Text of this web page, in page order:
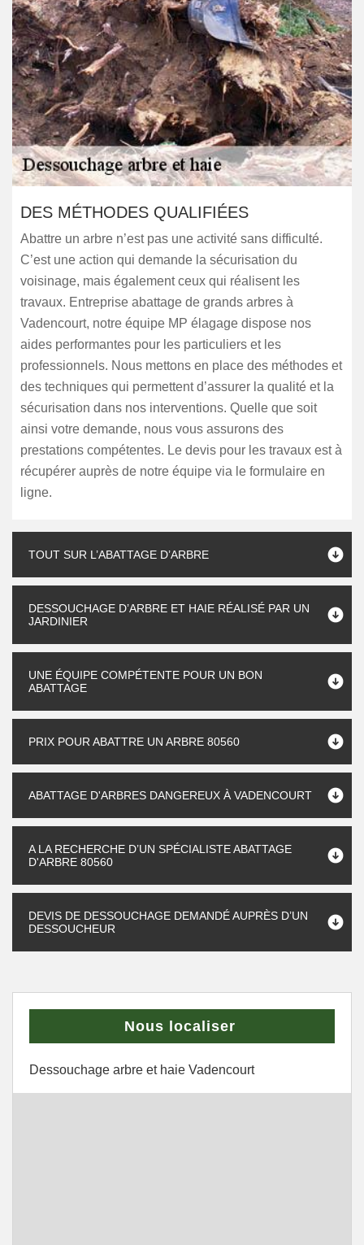
DES MÉTHODES QUALIFIÉES
Abattre un arbre n’est pas une activité sans difficulté.
C’est une action qui demande la sécurisation du
voisinage, mais également ceux qui réalisent les
travaux. Entreprise abattage de grands arbres à
Vadencourt, notre équipe MP élagage dispose nos
aides performantes pour les particuliers et les
professionnels. Nous mettons en place des méthodes et
des techniques qui permettent d’assurer la qualité et la
sécurisation dans nos interventions. Quelle que soit
ainsi votre demande, nous vous assurons des
prestations compétentes. Le devis pour les travaux est à
récupérer auprès de notre équipe via le formulaire en
ligne.
TOUT SUR L’ABATTAGE D’ARBRE
DESSOUCHAGE D’ARBRE ET HAIE RÉALISÉ PAR UN
JARDINIER
UNE ÉQUIPE COMPÉTENTE POUR UN BON
ABATTAGE
PRIX POUR ABATTRE UN ARBRE 80560
ABATTAGE D'ARBRES DANGEREUX À VADENCOURT
A LA RECHERCHE D’UN SPÉCIALISTE ABATTAGE
D'ARBRE 80560
DEVIS DE DESSOUCHAGE DEMANDÉ AUPRÈS D’UN
DESSOUCHEUR
Nous localiser
Dessouchage arbre et haie Vadencourt